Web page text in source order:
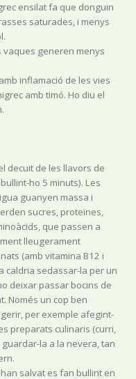
ensilat fa que donguin
saturades, i menys
vaques generen menys
inflamació de les vies
amb timó. Ho diu el
decuit de les llavors de
ho 5 minuts). Les
guanyen massa i
sucres, proteïnes,
que passen a
lleugerament
(amb vitamina B12 i
caldria sedassar-la per un
deixar passar bocins de
Només un cop ben
per exemple afegint-
preparats culinaris (curri,
la a la nevera, tan
salvat es fan bullint en